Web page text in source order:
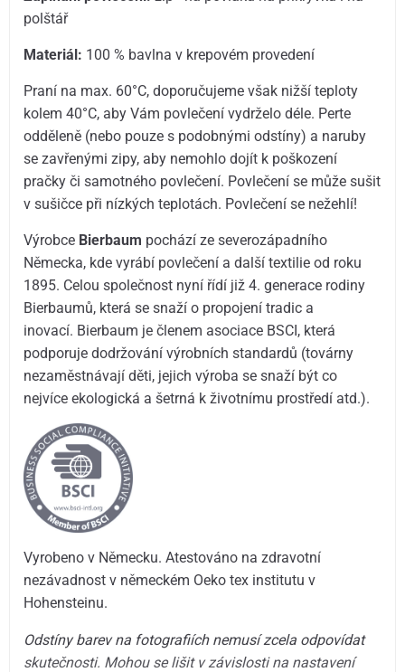
polštář
Materiál: 100 % bavlna v krepovém provedení
Praní na max. 60°C, doporučujeme však nižší teploty
kolem 40°C, aby Vám povlečení vydrželo déle. Perte
odděleně (nebo pouze s podobnými odstíny) a naruby
se zavřenými zipy, aby nemohlo dojít k poškození
pračky či samotného povlečení. Povlečení se může sušit
v sušičce při nízkých teplotách. Povlečení se nežehlí!
Výrobce Bierbaum pochází ze severozápadního
Německa, kde vyrábí povlečení a další textilie od roku
1895. Celou společnost nyní řídí již 4. generace rodiny
Bierbaumů, která se snaží o propojení tradic a
inovací. Bierbaum je členem asociace BSCI, která
podporuje dodržování výrobních standardů (továrny
nezaměstnávají děti, jejich výroba se snaží být co
nejvíce ekologická a šetrná k životnímu prostředí atd.).
Vyrobeno v Německu. Atestováno na zdravotní
nezávadnost v německém Oeko tex institutu v
Hohensteinu.
Odstíny barev na fotografiích nemusí zcela odpovídat
skutečnosti. Mohou se lišit v závislosti na nastavení